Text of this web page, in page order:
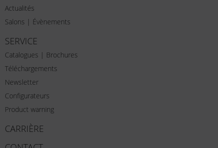
Actualités
Salons | Évènements
SERVICE
Catalogues | Brochures
Téléchargements
Newsletter
Configurateurs
Product warning
CARRIÈRE